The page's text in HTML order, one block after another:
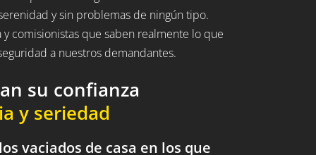
y sin problemas de ningún tipo.
comisionistas que saben realmente lo que
a nuestros demandantes.
su confianza
y seriedad
vaciados de casa en los que